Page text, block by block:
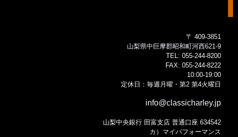
〒 409-3851
山梨県中巨摩郡昭和町河西621-9
TEL: 055-244-8200
FAX: 055-244-8222
10:00-19:00
定休日：毎週月曜・第2 第4火曜日
info@classicharley.jp
山梨中央銀行 田富支店 普通口座 634542
カ）マイパフォーマンス